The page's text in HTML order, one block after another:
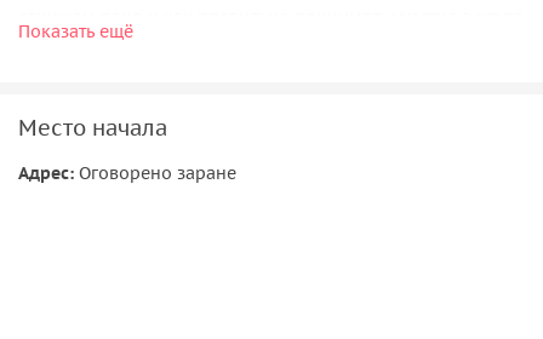
правилами, конечно, попробуем его в разных вариантах
создать настоящую атмосферу аргентинского уикенда, я
Показать ещё
Место начала
Адрес: Оговорено заране